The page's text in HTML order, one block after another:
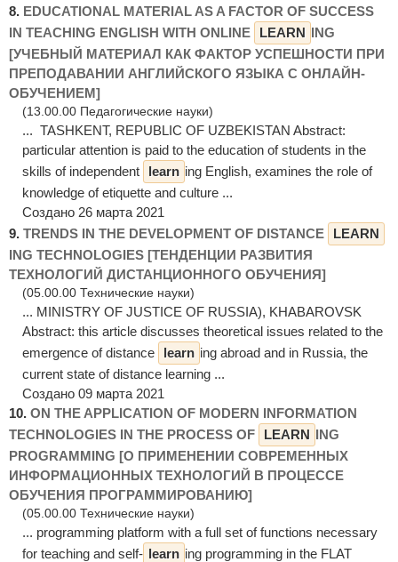
8. EDUCATIONAL MATERIAL AS A FACTOR OF SUCCESS
IN TEACHING ENGLISH WITH ONLINE
LEARN ING
[УЧЕБНЫЙ МАТЕРИАЛ КАК ФАКТОР УСПЕШНОСТИ ПРИ
ПРЕПОДАВАНИИ АНГЛИЙСКОГО ЯЗЫКА С ОНЛАЙН-
ОБУЧЕНИЕМ]
(13.00.00 Педагогические науки)
... TASHKENT, REPUBLIC OF UZBEKISTAN Abstract:
рarticular attention is paid to the education of students in the
skills of independent
learn ing English, examines the role of
knowledge of etiquette and culture ...
Создано 26 марта 2021
9. TRENDS IN THE DEVELOPMENT OF DISTANCE
LEARN
ING TECHNOLOGIES [ТЕНДЕНЦИИ РАЗВИТИЯ
ТЕХНОЛОГИЙ ДИСТАНЦИОННОГО ОБУЧЕНИЯ]
(05.00.00 Технические науки)
... MINISTRY OF JUSTICE OF RUSSIA), KHABAROVSK
Abstract: this article discusses theoretical issues related to the
emergence of distance
learn ing abroad and in Russia, the
current state of distance learning ...
Создано 09 марта 2021
10. ON THE APPLICATION OF MODERN INFORMATION
TECHNOLOGIES IN THE PROCESS OF
LEARN ING
PROGRAMMING [О ПРИМЕНЕНИИ СОВРЕМЕННЫХ
ИНФОРМАЦИОННЫХ ТЕХНОЛОГИЙ В ПРОЦЕССЕ
ОБУЧЕНИЯ ПРОГРАММИРОВАНИЮ]
(05.00.00 Технические науки)
... programming platform with a full set of functions necessary
for teaching and self- learn ing programming in the FLAT